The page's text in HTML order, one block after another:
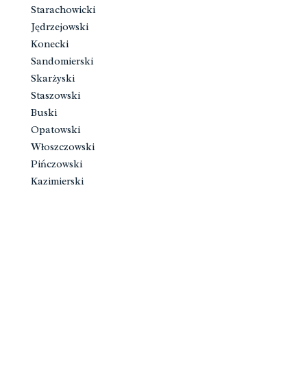
Starachowicki
Jędrzejowski
Konecki
Sandomierski
Skarżyski
Staszowski
Buski
Opatowski
Włoszczowski
Pińczowski
Kazimierski